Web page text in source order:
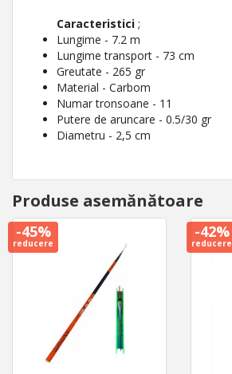
Caracteristici ;
Lungime - 7.2 m
Lungime transport - 73 cm
Greutate - 265 gr
Material - Carbom
Numar tronsoane - 11
Putere de aruncare - 0.5/30 gr
Diametru - 2,5 cm
Produse asemănătoare
-45%
reducere
-42%
reducere